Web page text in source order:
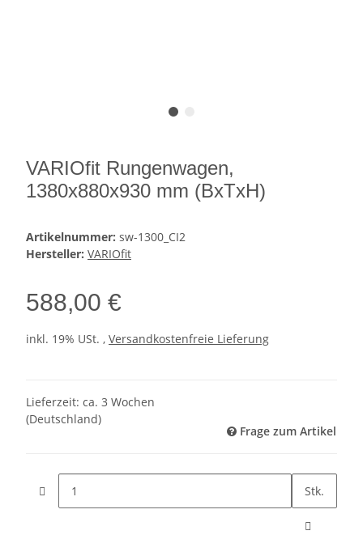
VARIOfit Rungenwagen,
1380x880x930 mm (BxTxH)
Artikelnummer: sw-1300_CI2
Hersteller: VARIOfit
588,00 €
inkl. 19% USt. , Versandkostenfreie Lieferung
Lieferzeit: ca. 3 Wochen
(Deutschland)
Frage zum Artikel
Stk.